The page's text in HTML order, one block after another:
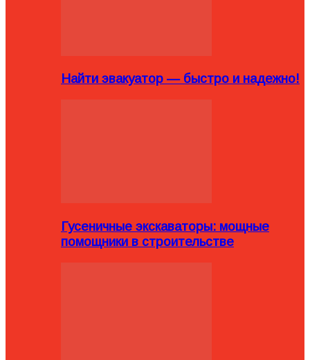
Найти эвакуатор — быстро и надежно!
Гусеничные экскаваторы: мощные
помощники в строительстве